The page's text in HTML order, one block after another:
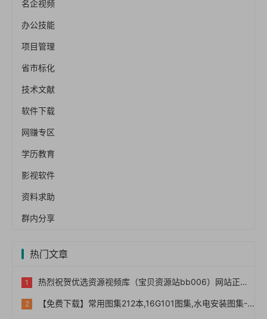
名企视频
办公技能
项目管理
省市标化
技术文献
软件下载
网赚专区
学历教育
影视软件
资料求助
群内分享
热门文章
热烈祝贺优选资源视频库（宝贝资源站bb006）网站正式上线！！
【免费下载】常用图集212本,16G101图集,水电安装图集-254本【01-0014】